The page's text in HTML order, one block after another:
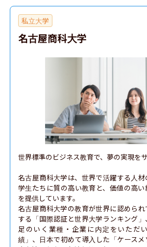
私立大学
名古屋商科大学
世界標準のビジネス教育で、夢の実現を
名古屋商科大学は、世界で活躍する人材
学生たちに質の高い教育と、価値の高
を提供しています。
名古屋商科大学の教育が世界に認めら
する「国際認証と世界大学ランキング
足のいく業種・企業に内定をいただ
績」、日本で初めて導入した「ケース